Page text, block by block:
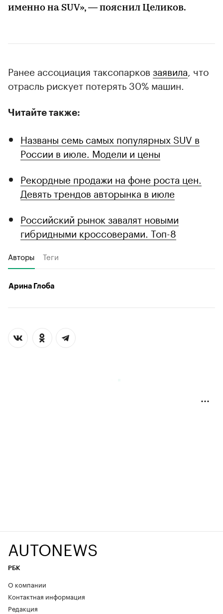
именно на SUV», — пояснил Целиков.
Ранее ассоциация таксопарков заявила, что
отрасль рискует потерять 30% машин.
Читайте также:
Названы семь самых популярных SUV в
России в июле. Модели и цены
Рекордные продажи на фоне роста цен.
Девять трендов авторынка в июле
Российский рынок завалят новыми
гибридными кроссоверами. Топ-8
Авторы Теги
Арина Глоба
AUTONEWS
РБК
О компании
Контактная информация
Редакция